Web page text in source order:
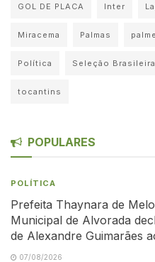
GOL DE PLACA Inter
Miracema Palmas
Política Seleção Brasileira
tocantins
POPULARES
POLÍTICA
Prefeita Thaynara de
Municipal de Alvorada
de Alexandre Guimarães
07/08/2026